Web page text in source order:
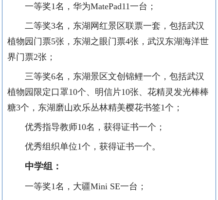
一等奖1名，华为MatePad11一台；
二等奖3名，东湖网红景区联票一套，包括武汉
植物园门票5张，东湖之眼门票4张，武汉东湖海洋世
界门票2张；
三等奖6名，东湖景区文创锦鲤一个，包括武汉
植物园限定口罩10个、明信片10张、花精灵发光棒棒
糖3个，东湖磨山欢乐丛林精美樱花书签1个；
优秀指导教师10名，获得证书一个；
优秀组织单位1个，获得证书一个。
中学组：
一等奖1名，大疆Mini SE一台；